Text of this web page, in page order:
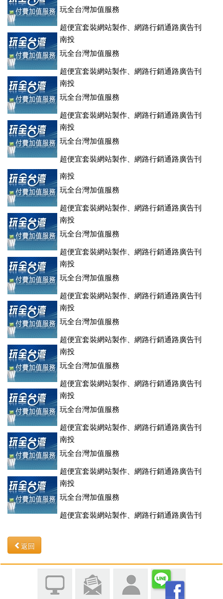
玩全台灣加值服務
超便宜套裝網站製作、網路行銷通路廣告刊
登、訂房系統、客房委託旅行社銷售，全面優惠中....
南投
玩全台灣加值服務
超便宜套裝網站製作、網路行銷通路廣告刊
登、訂房系統、客房委託旅行社銷售，全面優惠中....
南投
玩全台灣加值服務
超便宜套裝網站製作、網路行銷通路廣告刊
登、訂房系統、客房委託旅行社銷售，全面優惠中....
南投
玩全台灣加值服務
超便宜套裝網站製作、網路行銷通路廣告刊
登、訂房系統、客房委託旅行社銷售，全面優惠中....
南投
玩全台灣加值服務
超便宜套裝網站製作、網路行銷通路廣告刊
登、訂房系統、客房委託旅行社銷售，全面優惠中....
南投
玩全台灣加值服務
超便宜套裝網站製作、網路行銷通路廣告刊
登、訂房系統、客房委託旅行社銷售，全面優惠中....
南投
玩全台灣加值服務
超便宜套裝網站製作、網路行銷通路廣告刊
登、訂房系統、客房委託旅行社銷售，全面優惠中....
南投
玩全台灣加值服務
超便宜套裝網站製作、網路行銷通路廣告刊
登、訂房系統、客房委託旅行社銷售，全面優惠中....
南投
玩全台灣加值服務
超便宜套裝網站製作、網路行銷通路廣告刊
登、訂房系統、客房委託旅行社銷售，全面優惠中....
南投
玩全台灣加值服務
超便宜套裝網站製作、網路行銷通路廣告刊
登、訂房系統、客房委託旅行社銷售，全面優惠中....
南投
玩全台灣加值服務
超便宜套裝網站製作、網路行銷通路廣告刊
登、訂房系統、客房委託旅行社銷售，全面優惠中....
南投
玩全台灣加值服務
超便宜套裝網站製作、網路行銷通路廣告刊
返回